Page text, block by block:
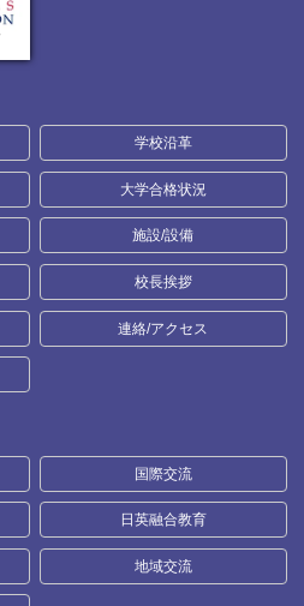
学校沿革
大学合格状況
施設/設備
校長挨拶
連絡/アクセス
国際交流
日英融合教育
地域交流